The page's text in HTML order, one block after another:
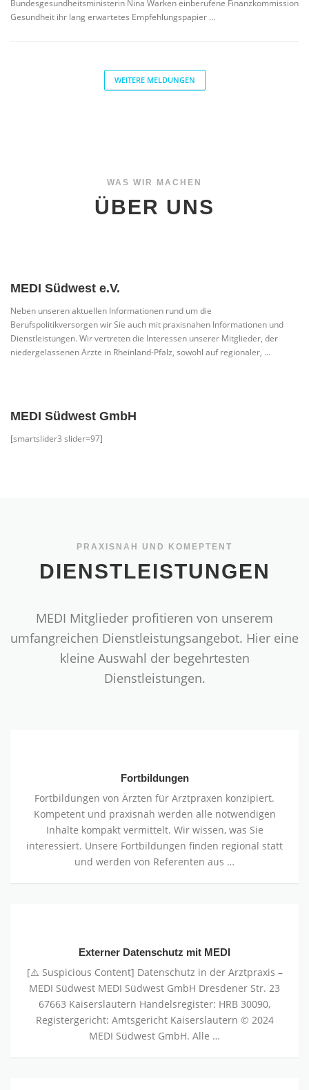
Bundesgesundheitsministerin Nina Warken einberufene Finanzkommission
Gesundheit ihr lang erwartetes Empfehlungspapier …
WEITERE MELDUNGEN
WAS WIR MACHEN
ÜBER UNS
MEDI Südwest e.V.
Neben unseren aktuellen Informationen rund um die
Berufspolitikversorgen wir Sie auch mit praxisnahen Informationen und
Dienstleistungen. Wir vertreten die Interessen unserer Mitglieder, der
niedergelassenen Ärzte in Rheinland-Pfalz, sowohl auf regionaler, …
MEDI Südwest GmbH
[smartslider3 slider=97]
PRAXISNAH UND KOMEPTENT
DIENSTLEISTUNGEN
MEDI Mitglieder profitieren von unserem
umfangreichen Dienstleistungsangebot. Hier eine
kleine Auswahl der begehrtesten
Dienstleistungen.
Fortbildungen
Fortbildungen von Ärzten für Arztpraxen konzipiert.
Kompetent und praxisnah werden alle notwendigen
Inhalte kompakt vermittelt. Wir wissen, was Sie
interessiert. Unsere Fortbildungen finden regional statt
und werden von Referenten aus …
Externer Datenschutz mit MEDI
[⚠️ Suspicious Content] Datenschutz in der Arztpraxis –
MEDI Südwest MEDI Südwest GmbH Dresdener Str. 23
67663 Kaiserslautern Handelsregister: HRB 30090,
Registergericht: Amtsgericht Kaiserslautern © 2024
MEDI Südwest GmbH. Alle …